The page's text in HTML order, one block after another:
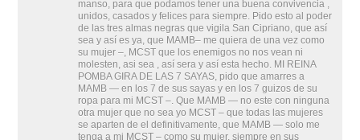
manso, para que podamos tener una buena convivencia ,
unidos, casados y felices para siempre. Pido esto al poder
de las tres almas negras que vigila San Cipriano, que así
sea y así es ya, que MAMB– me quiera de una vez como
su mujer –, MCST que los enemigos no nos vean ni
molesten, asi sea , así sera y así esta hecho. MI REINA
POMBA GIRA DE LAS 7 SAYAS, pido que amarres a
MAMB — en los 7 de sus sayas y en los 7 guizos de su
ropa para mi MCST –. Que MAMB — no este con ninguna
otra mujer que no sea yo MCST – que todas las mujeres
se aparten de el definitivamente, que MAMB — solo me
tenga a mi MCST – como su mujer, siempre en sus